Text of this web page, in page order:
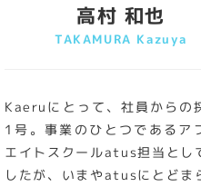
高村 和也
TAKAMURA Kazuya
Kaeruにとって、社員からの
1号。事業のひとつであるア
エイトスクールatus担当とし
したが、いまやatusにとどま